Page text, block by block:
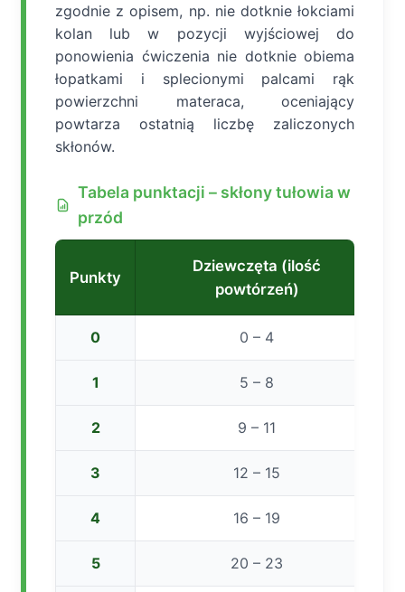
zgodnie z opisem, np. nie dotknie łokciami
kolan lub w pozycji wyjściowej do
ponowienia ćwiczenia nie dotknie obiema
łopatkami i splecionymi palcami rąk
powierzchni materaca, oceniający
powtarza ostatnią liczbę zaliczonych
skłonów.
Tabela punktacji – skłony tułowia w
przód
Punkty
Dziewczęta (ilość
powtórzeń)
0 0 – 4
1 5 – 8
2 9 – 11
3 12 – 15
4 16 – 19
5 20 – 23